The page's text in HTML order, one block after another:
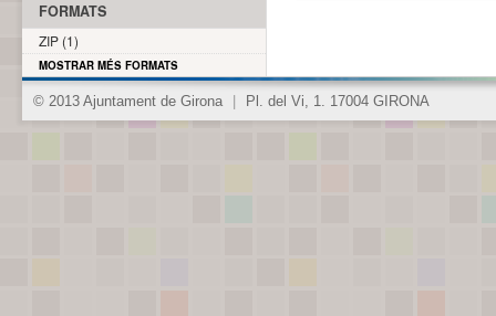
FORMATS
ZIP (1)
MOSTRAR MÉS FORMATS
© 2013 Ajuntament de Girona Pl. del Vi, 1. 17004 GIRONA